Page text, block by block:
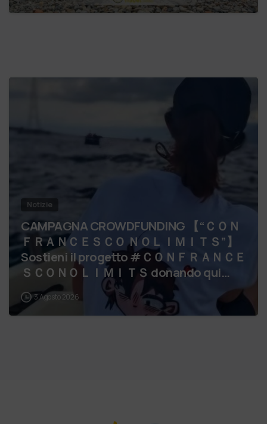
Notizie
CAMPAGNA CROWDFUNDING 【 “ＣＯＮ
ＦＲＡＮＣＥＳＣＯ ＮＯＬＩＭＩＴＳ”】
Sostieni il progetto #ＣＯＮＦＲＡＮＣＥ
ＳＣＯＮＯＬＩＭＩＴＳ donando qui
IBAN ADOA IT 07 V 05034 5…
3 Agosto 2026